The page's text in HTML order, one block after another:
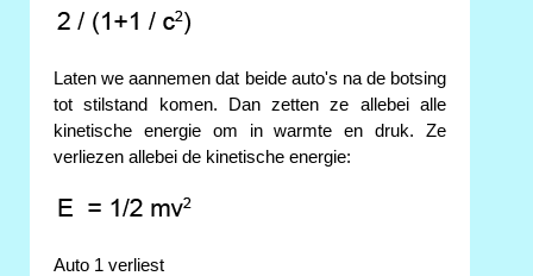
Laten we aannemen dat beide auto's na de botsing
tot stilstand komen. Dan zetten ze allebei alle
kinetische energie om in warmte en druk. Ze
verliezen allebei de kinetische energie:
Auto 1 verliest